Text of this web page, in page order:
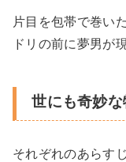
片目を包帯で巻い
ドリの前に夢男が
世にも奇妙
それぞれのあらす